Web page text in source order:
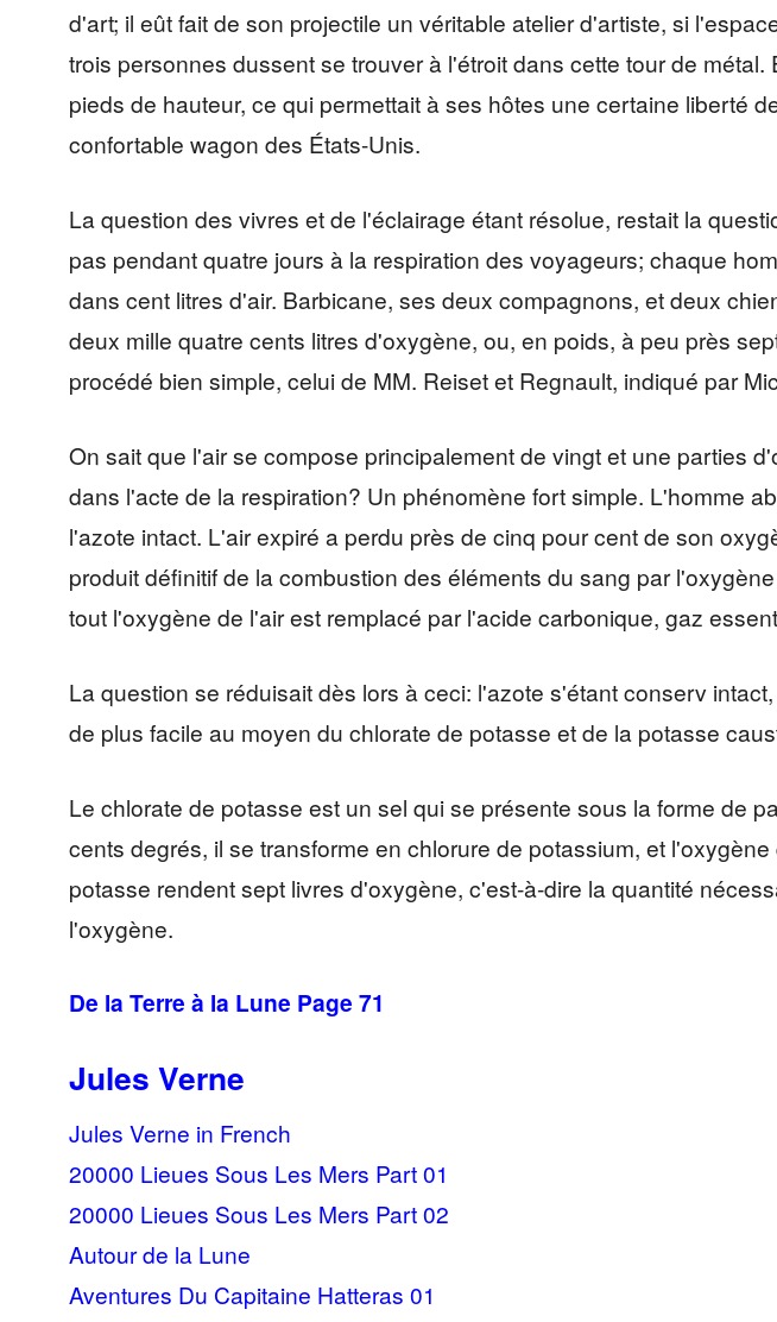
d'art; il eût fait de son projectile un véritable atelier d'artiste, si
trois personnes dussent se trouver à l'étroit dans cette tour de
pieds de hauteur, ce qui permettait à ses hôtes une certaine liberté
confortable wagon des États-Unis.
La question des vivres et de l'éclairage étant résolue, restait la
pas pendant quatre jours à la respiration des voyageurs; chaque
dans cent litres d'air. Barbicane, ses deux compagnons, et deux
deux mille quatre cents litres d'oxygène, ou, en poids, à peu près
procédé bien simple, celui de MM. Reiset et Regnault, indiqué par
On sait que l'air se compose principalement de vingt et une parties
dans l'acte de la respiration? Un phénomène fort simple. L'homme
l'azote intact. L'air expiré a perdu près de cinq pour cent de son
produit définitif de la combustion des éléments du sang par
tout l'oxygène de l'air est remplacé par l'acide carbonique, gaz
La question se réduisait dès lors à ceci: l'azote s'étant conserv
de plus facile au moyen du chlorate de potasse et de la potasse
Le chlorate de potasse est un sel qui se présente sous la forme de
cents degrés, il se transforme en chlorure de potassium, et
potasse rendent sept livres d'oxygène, c'est-à-dire la quantité
l'oxygène.
De la Terre à la Lune Page 71
Jules Verne
Jules Verne in French
20000 Lieues Sous Les Mers Part 01
20000 Lieues Sous Les Mers Part 02
Autour de la Lune
Aventures Du Capitaine Hatteras 01